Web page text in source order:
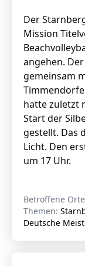
Der
Mission
angehen.
gemeinsam
hatte zuletzt
Start der
gestellt. Das
Licht. Den
um 17 Uhr.
Betroffene
Themen:
Deutsche